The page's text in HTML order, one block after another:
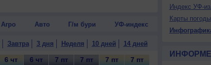
Агро Авто Г/м бури УФ-индекс
Завтра 3 дня Неделя 10 дней 14 дней
6 чт 6 чт 7 пт 7 пт 7 пт 7 пт
Индекс УФ-
Карты погоды